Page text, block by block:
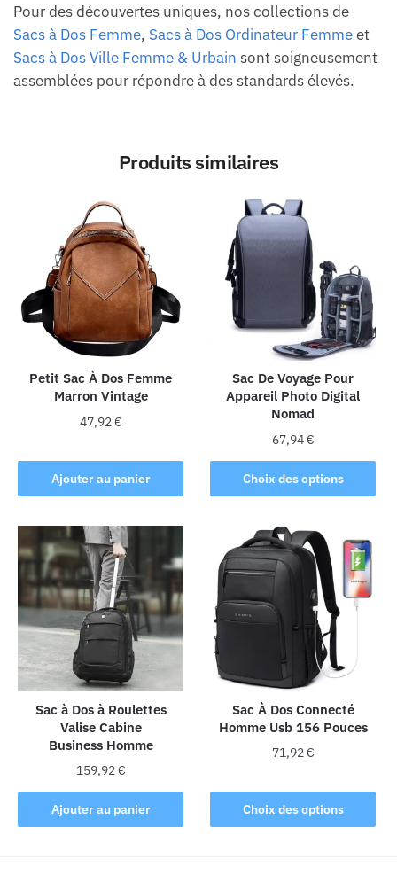
Pour des découvertes uniques, nos collections de
Sacs à Dos Femme, Sacs à Dos Ordinateur Femmeet
Sacs à Dos Ville Femme & Urbain sont soigneusement
assemblées pour répondre à des standards élevés.
Produits similaires
Petit Sac À Dos Femme
Marron Vintage
47,92€
Ajouter au panier
Sac De Voyage Pour
Appareil Photo Digital
Nomad
67,94€
Choix des options
Ce
produit
plusieurs
variations.
Les
options
peuvent
être
choisies
sur
la
page
du
Sac à Dos à Roulettes
Valise Cabine
Business Homme
159,92€
Ajouter au panier
Sac À Dos Connecté
Homme Usb 156 Pouces
71,92€
Choix des options
produit
a